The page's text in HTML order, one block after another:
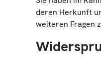
deren Herkunft
weiteren Fragen